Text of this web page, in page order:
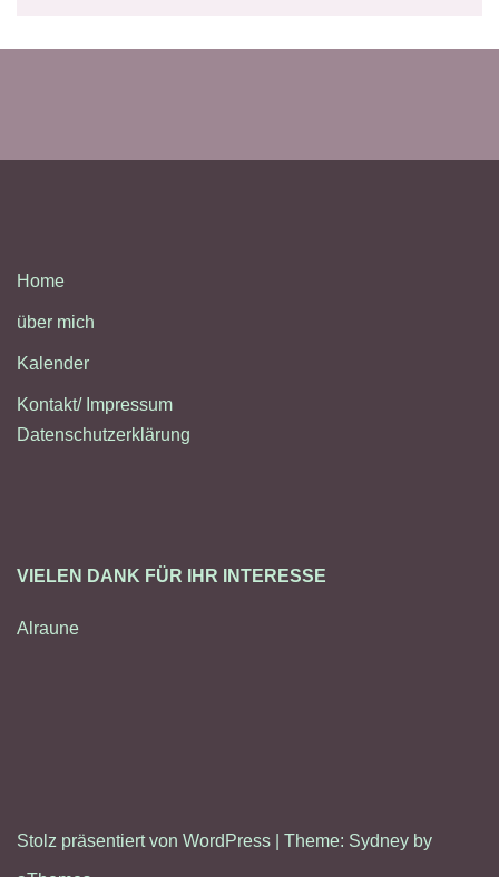
Home
über mich
Kalender
Kontakt/ Impressum
Datenschutzerklärung
VIELEN DANK FÜR IHR INTERESSE
Alraune
Stolz präsentiert von WordPress Theme: Sydney by